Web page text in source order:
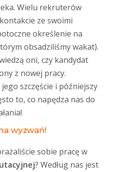
Wielu rekruterów
ze swoimi
określenie na
obsadziliśmy wakat).
oni, czy kandydat
z nowej pracy.
szczęście i późniejszy
to, co napędza nas do
wyzwań!
sobie pracę w
? Według nas jest